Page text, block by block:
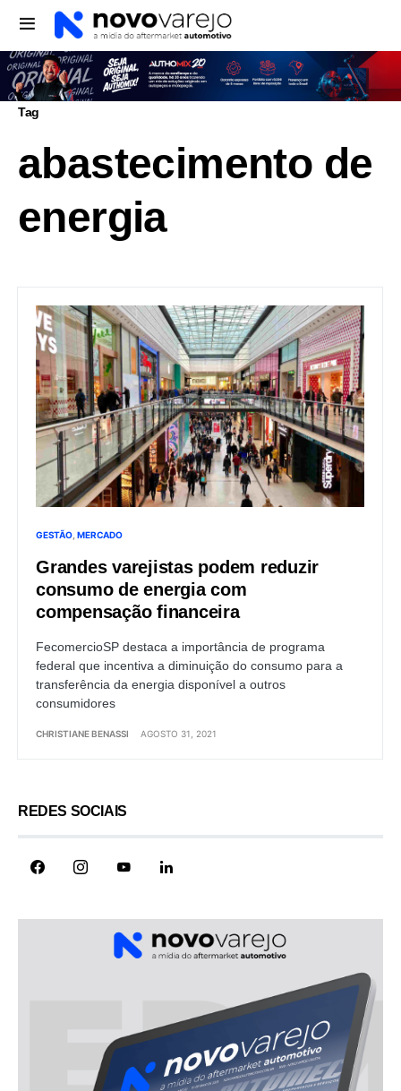
Tag
abastecimento de
energia
GESTÃO MERCADO
Grandes varejistas podem reduzir
consumo de energia com
compensação financeira
FecomercioSP destaca a importância de programa
federal que incentiva a diminuição do consumo para a
transferência da energia disponível a outros
consumidores
CHRISTIANE BENASSI AGOSTO 31, 2021
REDES SOCIAIS